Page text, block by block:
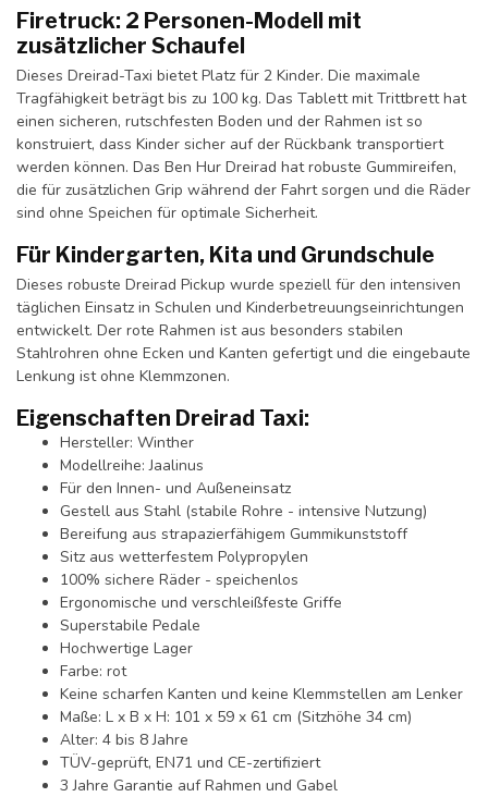
Firetruck: 2 Personen-Modell mit
zusätzlicher Schaufel
Dieses Dreirad-Taxi bietet Platz für 2 Kinder. Die maximale
Tragfähigkeit beträgt bis zu 100 kg. Das Tablett mit Trittbrett hat
einen sicheren, rutschfesten Boden und der Rahmen ist so
konstruiert, dass Kinder sicher auf der Rückbank transportiert
werden können. Das Ben Hur Dreirad hat robuste Gummireifen,
die für zusätzlichen Grip während der Fahrt sorgen und die Räder
sind ohne Speichen für optimale Sicherheit.
Für Kindergarten, Kita und Grundschule
Dieses robuste Dreirad Pickup wurde speziell für den intensiven
täglichen Einsatz in Schulen und Kinderbetreuungseinrichtungen
entwickelt. Der rote Rahmen ist aus besonders stabilen
Stahlrohren ohne Ecken und Kanten gefertigt und die eingebaute
Lenkung ist ohne Klemmzonen.
Eigenschaften Dreirad Taxi:
Hersteller: Winther
Modellreihe: Jaalinus
Für den Innen- und Außeneinsatz
Gestell aus Stahl (stabile Rohre - intensive Nutzung)
Bereifung aus strapazierfähigem Gummikunststoff
Sitz aus wetterfestem Polypropylen
100% sichere Räder - speichenlos
Ergonomische und verschleißfeste Griffe
Superstabile Pedale
Hochwertige Lager
Farbe: rot
Keine scharfen Kanten und keine Klemmstellen am Lenker
Maße: L x B x H: 101 x 59 x 61 cm (Sitzhöhe 34 cm)
Alter: 4 bis 8 Jahre
TÜV-geprüft, EN71 und CE-zertifiziert
3 Jahre Garantie auf Rahmen und Gabel